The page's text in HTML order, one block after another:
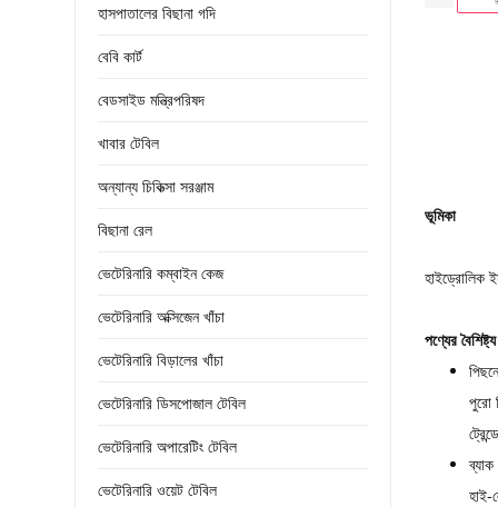
ভূমিকা
হাইড্রোলিক
পণ্যের বৈশিষ্ট্য
পুরো
ব্যাক
হাই-
হাসপাতালের বিছানা গদি
বেবি কার্ট
বেডসাইড মন্ত্রিপরিষদ
খাবার টেবিল
অন্যান্য চিকিত্সা সরঞ্জাম
বিছানা রেল
ভেটেরিনারি কম্বাইন কেজ
ভেটেরিনারি অক্সিজেন খাঁচা
ভেটেরিনারি বিড়ালের খাঁচা
ভেটেরিনারি ডিসপোজাল টেবিল
ভেটেরিনারি অপারেটিং টেবিল
ভেটেরিনারি ওয়েট টেবিল